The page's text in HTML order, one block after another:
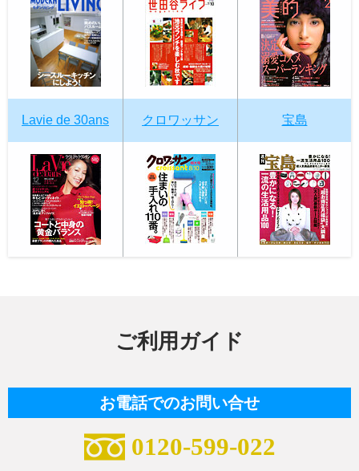
Lavie de 30ans クロワッサン 宝島
ご利用ガイド
お電話でのお問い合せ
0120-599-022